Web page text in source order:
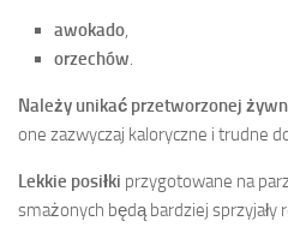
awokado,
orzechów.
Należy unikać przetworzonej
one zazwyczaj kaloryczne i trudne
Lekkie posiłki przygotowane na
smażonych będą bardziej sprzyjały